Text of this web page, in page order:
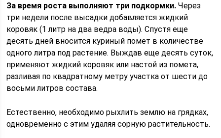
За время роста выполняют три подкормки. Через
три недели после высадки добавляется жидкий
коровяк (1 литр на два ведра воды). Спустя еще
десять дней вносится куриный помет в количестве
одного литра под растение. Выждав еще десять суток,
применяют жидкий коровяк или настой из помета,
разливая по квадратному метру участка от шести до
восьми литров состава.
Естественно, необходимо рыхлить землю на грядках,
одновременно с этим удаляя сорную растительность.